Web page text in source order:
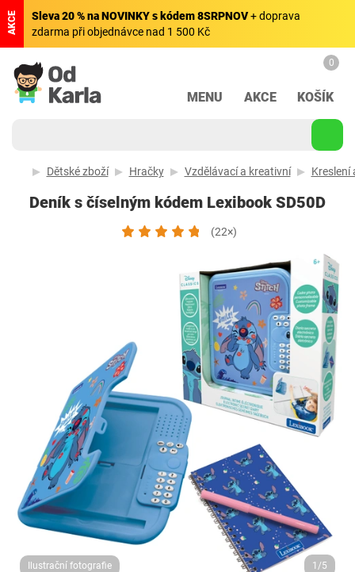
AKCE Sleva 20 % na NOVINKY s kódem 8SRPNOV+ doprava
zdarma při objednávce nad 1 500 Kč
MENU AKCE
0
KOŠÍK
Dětské zboží Hračky Vzdělávací a kreativní Kreslení
Deník s číselným kódem Lexibook SD50D
(22×)
Ilustrační fotografie 1/5